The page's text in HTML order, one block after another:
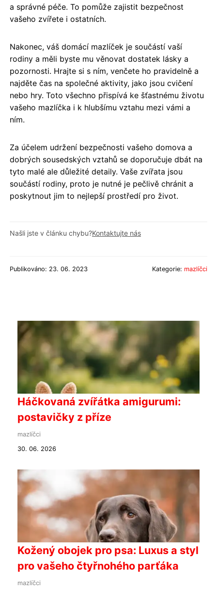
a správné péče. To pomůže zajistit bezpečnost
vašeho zvířete i ostatních.
Nakonec, váš domácí mazlíček je součástí vaší
rodiny a měli byste mu věnovat dostatek lásky a
pozornosti. Hrajte si s ním, venčete ho pravidelně a
najděte čas na společné aktivity, jako jsou cvičení
nebo hry. Toto všechno přispívá ke šťastnému životu
vašeho mazlíčka i k hlubšímu vztahu mezi vámi a
ním.
Za účelem udržení bezpečnosti vašeho domova a
dobrých sousedských vztahů se doporučuje dbát na
tyto malé ale důležité detaily. Vaše zvířata jsou
součástí rodiny, proto je nutné je pečlivě chránit a
poskytnout jim to nejlepší prostředí pro život.
Našli jste v článku chybu?Kontaktujte nás
Publikováno: 23. 06. 2023 Kategorie: mazlíčci
Háčkovaná zvířátka amigurumi:
postavičky z příze
mazlíčci
30. 06. 2026
Kožený obojek pro psa: Luxus a styl
pro vašeho čtyřnohého parťáka
mazlíčci